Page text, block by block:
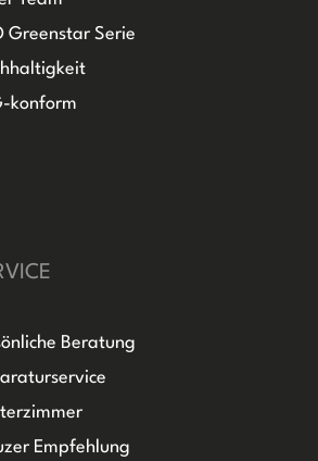
Greenstar Serie
konform
Beratung
Empfehlung